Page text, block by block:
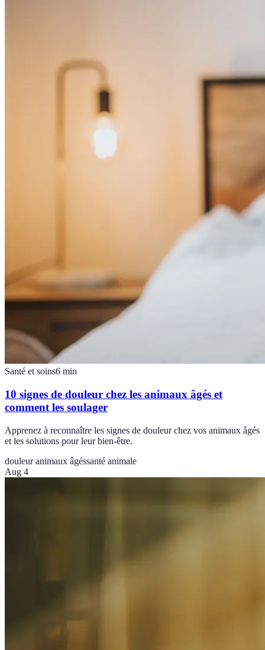
Santé et soins6 min
10 signes de douleur chez les animaux âgés et
comment les soulager
Apprenez à reconnaître les signes de douleur chez vos animaux âgés
et les solutions pour leur bien-être.
douleur animaux âgéssanté animale
Aug 4